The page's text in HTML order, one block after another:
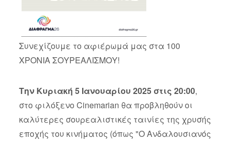
Συνεχίζουμε το αφιέρωμά μας στα 100
ΧΡΟΝΙΑ ΣΟΥΡΕΑΛΙΣΜΟΥ!
Την Κυριακή 5 Ιανουαρίου 2025 στις 20:00,
στο φιλόξενο Cinemarian θα προβληθούν οι
καλύτερες σουρεαλιστικές ταινίες της χρυσής
εποχής του κινήματος (όπως "Ο Ανδαλουσιανός